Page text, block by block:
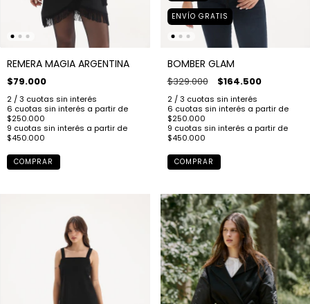
REMERA MAGIA ARGENTINA
$79.000
COMPRAR
ENVÍO GRATIS
BOMBER GLAM
$329.000 $164.500
COMPRAR